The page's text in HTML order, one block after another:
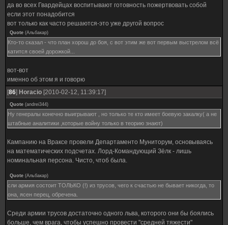
да во всех Гвардейцах воспитывают готовность пожертвовать собой
если этот понадобится
вот только как часто решаются-это уже другой вопрос
Quote (Альбакар)
Кто-то сказал - что план хорош до боя, с вот этим же вот первым выстрелом всё
катится своей дорожкой...
вот-вот
именно об этом я и говорю
[86] Horacio [2010-02-12, 11:39:17]
Quote (andrei344)
Ну генералы конечно выигрывают , но только те кто имеет боевую закалку( а не
штабные аналитики ,которые войну только в теорию знают)
Кампанию на Враксе провели Департаменто Муниторум, основываясь
на математических подсчетах. Лорд-Командующий Зёлк - лишь
номинальная персона. Чисто, чтоб была.
Quote (Альбакар)
сли армия состоит ТОЛЬКО (!) из трусов, чего к счастью не бывает никогда, то
она, ясен перец, обречена.
Среди армии трусов достаточно одного льва, которого они бы боялись
больше, чем врага, чтобы успешно провести "средней тяжести"